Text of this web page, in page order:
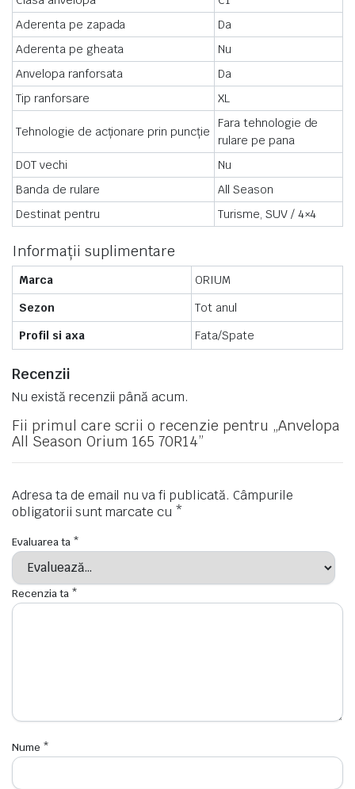
Aderenta pe zapada
Da
Aderenta pe gheata
Nu
Anvelopa ranforsata
Da
Tip ranforsare
XL
Tehnologie de acționare prin puncție
Fara tehnologie de
rulare pe pana
DOT vechi
Nu
Banda de rulare
All Season
Destinat pentru
Turisme, SUV / 4×4
Informații suplimentare
Marca
ORIUM
Sezon
Tot anul
Profil si axa
Fata/Spate
Recenzii
Nu există recenzii până acum.
Fii primul care scrii o recenzie pentru „Anvelopa
All Season Orium 165 70R14”
Adresa ta de email nu va fi publicată. Câmpurile
obligatorii sunt marcate cu *
Evaluarea ta *
Recenzia ta *
Nume *